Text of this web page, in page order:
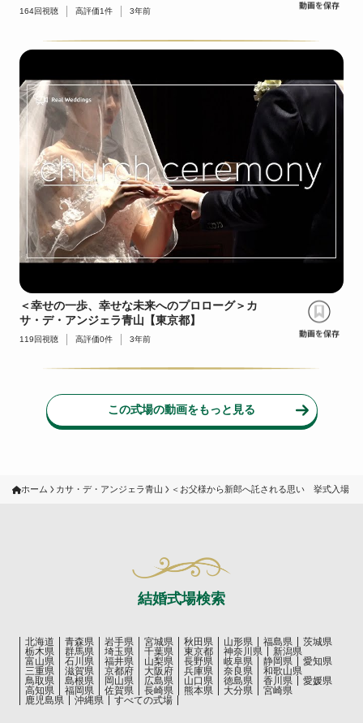
164回視聴 高評価1件 3年前
＜幸せの一歩、幸せな未来へのプロローグ＞カ
サ・デ・アンジェラ青山【東京都】
119 回視聴 高評価0件 3年前
この式場の動画をもっと見る
ホーム カサ・デ・アンジェラ青山 ＜お父様から新郎へ託される思い 挙式入場＞
結婚式場検索
北海道 青森県 岩手県 宮城県 秋田県 山形県 福島県
茨城県
栃木県
群馬県 埼玉県 千葉県 東京都 神奈川県
新潟県
富山県
石川県 福井県 山梨県 長野県 岐阜県 静岡県
愛知県
三重県
滋賀県 京都府 大阪府 兵庫県 奈良県
和歌山県
鳥取県
島根県 岡山県 広島県 山口県 徳島県 香川県
愛媛県
高知県
福岡県 佐賀県 長崎県 熊本県 大分県
宮崎県
鹿児島県
沖縄県 すべての式場